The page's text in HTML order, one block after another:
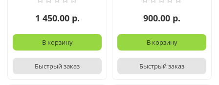
1 450.00 р.
В корзину
Быстрый заказ
900.00 р.
В корзину
Быстрый заказ